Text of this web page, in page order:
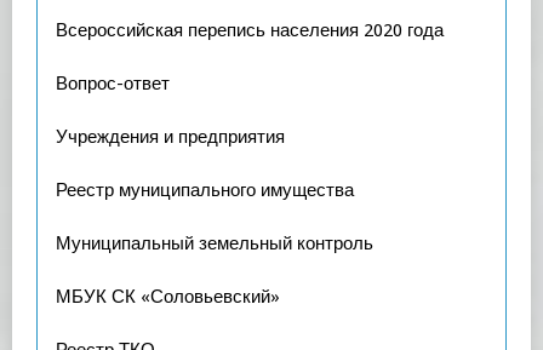
Всероссийская перепись населения 2020 года
Вопрос-ответ
Учреждения и предприятия
Реестр муниципального имущества
Муниципальный земельный контроль
МБУК СК «Соловьевский»